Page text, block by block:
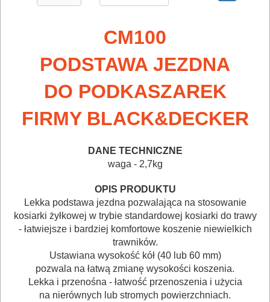
NARZĘDZIA
BUDOWLANE
ELEKTRY..
GLAZURNICZE
URZĄDZENIA
BUDOWLANE
MASZYNY
NARZĘDZIA
BRUKARSKIE
CM100
PODSTAWA JEZDNA
DO PODKASZAREK
FIRMY BLACK&DECKER
DANE TECHNICZNE
waga - 2,7kg
OPIS PRODUKTU
Lekka podstawa jezdna pozwalająca na stosowanie
kosiarki żyłkowej w trybie standardowej kosiarki do trawy
- łatwiejsze i bardziej komfortowe koszenie niewielkich
trawników.
Ustawiana wysokość kół (40 lub 60 mm)
pozwala na łatwą zmianę wysokości koszenia.
Lekka i przenośna - łatwość przenoszenia i użycia
na nierównych lub stromych powierzchniach.